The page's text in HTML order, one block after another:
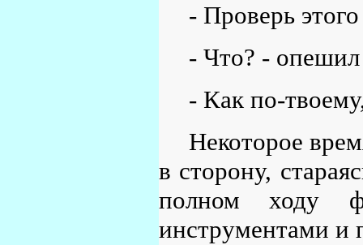
- Проверь
- Что? -
- Как по-
Некоторое
в сторону,
полном ходу
инструментами и